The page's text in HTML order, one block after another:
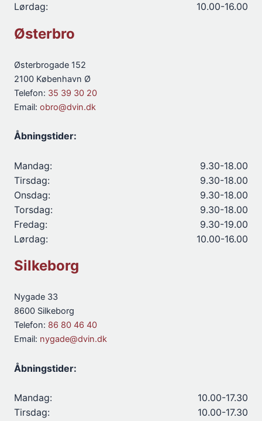
Lørdag:
10.00-16.00
Østerbro
Østerbrogade 152
2100 København Ø
Telefon: 35 39 30 20
Email: obro@dvin.dk
Åbningstider:
Mandag:
9.30-18.00
Tirsdag:
9.30-18.00
Onsdag:
9.30-18.00
Torsdag:
9.30-18.00
Fredag:
9.30-19.00
Lørdag:
10.00-16.00
Silkeborg
Nygade 33
8600 Silkeborg
Telefon: 86 80 46 40
Email: nygade@dvin.dk
Åbningstider:
Mandag:
10.00-17.30
Tirsdag:
10.00-17.30